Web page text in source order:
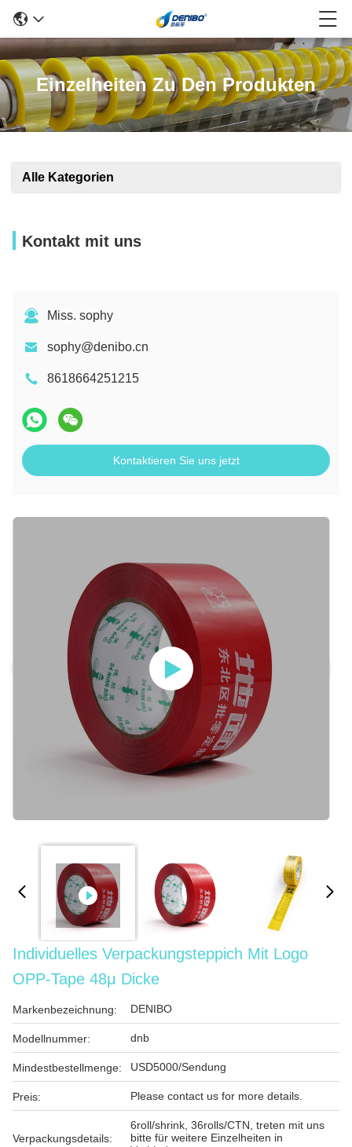
Einzelheiten Zu Den Produkten
Alle Kategorien
Kontakt mit uns
Miss. sophy
sophy@denibo.cn
8618664251215
Kontaktieren Sie uns jetzt
Individuelles Verpackungsteppich Mit Logo
OPP-Tape 48μ Dicke
Markenbezeichnung: DENIBO
Modellnummer: dnb
Mindestbestellmenge: USD5000/Sendung
Preis: Please contact us for more details.
Verpackungsdetails:
6roll/shrink, 36rolls/CTN, treten mit uns
bitte für weitere Einzelheiten in